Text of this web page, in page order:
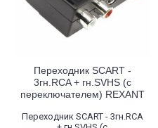
Переходник SCART -
3гн.RCA + гн.SVHS (с
переключателем) REXANT
Переходник SCART - 3гн.RCA